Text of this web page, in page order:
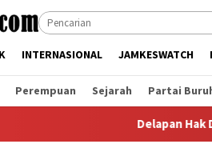
INTERNASIONAL JAMKESWATCH
Perempuan Sejarah Partai
Delapan Hak Dasar